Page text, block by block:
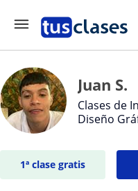
Juan S.
Clases de
Diseño
1ª clase gratis